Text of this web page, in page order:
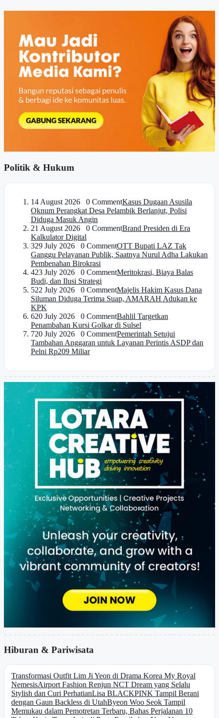
Politik & Hukum
14 August 2026 0 CommentKasus Dugaan Asusila
Oknum Perangkat Desa Pelambik Berlanjut, Polisi
Diduga Masuk Angin
21 August 2026 0 CommentBrand Presiden di Era
Kalkulator Digital
329 July 2026 0 CommentOTT Bupati LAZ Tak
Ganggu Pelayanan Publik, Saatnya Nurul Adha Lakukan
Pembenahan Birokrasi
423 July 2026 0 CommentMeritokrasi, Biaya Balas
Budi, dan Ilusi Strategi
522 July 2026 0 CommentMajelis Hakim Kasus Dana
Siluman Diduga Terima Suap, AMARAH Adukan ke
KPK
620 July 2026 0 CommentBahlil Targetkan
Penambahan Kursi Golkar di Sulsel
720 July 2026 0 CommentPemerintah Setujui
Tambahan Anggaran untuk Layanan Perintis ASDP dan
Pelni Rp209 Miliar
Hiburan & Pariwisata
Transformasi Outfit Lim Ji Yeon di Drama Korea My Royal
NemesisAirport Fashion Renjun NCT Dream yang Selalu
Stylish dan Curi PerhatianLisa BLACKPINK Tampil Berani
dengan Gaun Backless di UtahByeon Woo Seok Tampil
Memukau dalam Pemotretan Terbaru, Bahas Perjalanan 10